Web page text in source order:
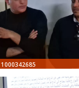
1000342685